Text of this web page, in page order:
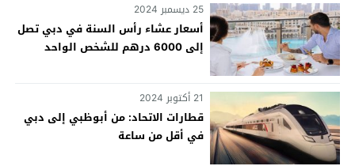
25 ديسمبر 2024
أسعار عشاء رأس السنة في دبي تصل
إلى 6000 درهم للشخص الواحد
21 أكتوبر 2024
قطارات الاتحاد: من أبوظبي إلى دبي
في أقل من ساعة